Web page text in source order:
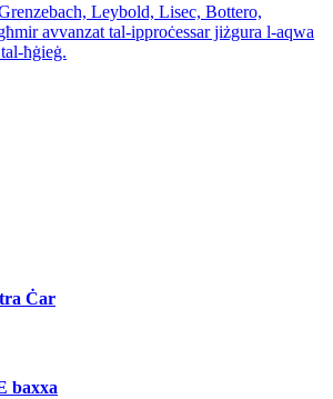
Leybold, Lisec, Bottero,
avvanzat tal-ipproċessar jiżgura l-aqwa
ħġieġ.
Ċar
baxxa